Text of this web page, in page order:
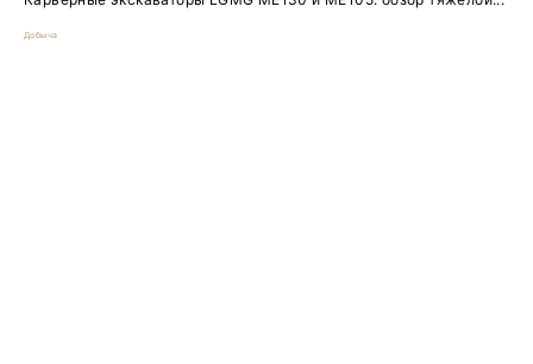
Добыча